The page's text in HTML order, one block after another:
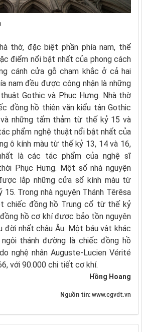
thờ, đặc biệt phần phía nam, thể
điểm nổi bật nhất của phong cách
cánh cửa gỗ chạm khắc ở cả hai
nam đều được công nhận là những
Gothic và Phục Hưng. Nhà thờ
đồng hồ thiên văn kiểu tân Gothic
những tấm thảm từ thế kỷ 15 và
phẩm nghệ thuật nổi bật nhất của
ô kính màu từ thế kỷ 13, 14 và 16,
là các tác phẩm của nghệ sĩ
Phục Hưng. Một số nhà nguyện
lắp những cửa sổ kính màu từ
Trong nhà nguyện Thánh Têrêsa
chiếc đồng hồ Trung cổ từ thế kỷ
hồ cơ khí được bảo tồn nguyên
đời nhất châu Âu. Một báu vật khác
thánh đường là chiếc đồng hồ
nghệ nhân Auguste-Lucien Vérité
với 90.000 chi tiết cơ khí.
Hồng Hoang
Nguồn tin: www.cgvdt.vn